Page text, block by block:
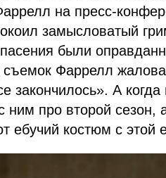
на пресс-
замысловатый
были
Фаррелл
закончилось». А
ним про второй сезон,
ебучий костюм с этой